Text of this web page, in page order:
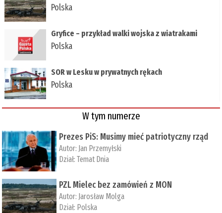
Polska
Gryfice – przykład walki wojska z wiatrakami
Polska
SOR w Lesku w prywatnych rękach
Polska
W tym numerze
Prezes PiS: Musimy mieć patriotyczny rząd
Autor: Jan Przemyłski
Dział:Temat Dnia
PZL Mielec bez zamówień z MON
Autor: Jarosław Molga
Dział: Polska